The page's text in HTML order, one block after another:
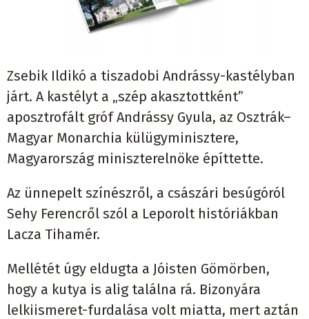
Zsebik Ildikó a tiszadobi Andrássy-kastélyban
járt. A kastélyt a „szép akasztottként”
aposztrofált gróf Andrássy Gyula, az Osztrák–
Magyar Monarchia külügyminisztere,
Magyarország miniszterelnöke építtette.
Az ünnepelt színészről, a császári besúgóról
Sehy Ferencről szól a Leporolt históriákban
Lacza Tihamér.
Mellétét úgy eldugta a Jóisten Gömörben,
hogy a kutya is alig találna rá. Bizonyára
lelkiismeret-furdalása volt miatta, mert aztán